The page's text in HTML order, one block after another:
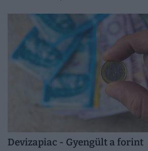
Devizapiac - Gyengült a forint